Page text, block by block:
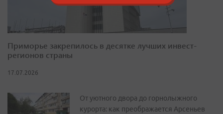
Приморье закрепилось в десятке лучших инвест-
регионов страны
17.07.2026
От уютного двора до горнолыжного
курорта: как преображается Арсеньев